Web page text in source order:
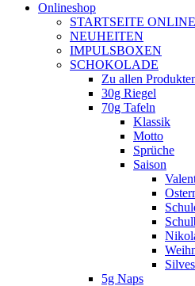
Onlineshop
STARTSEITE
NEUHEITEN
IMPULSBOXEN
SCHOKOLADE
Zu allen
30g Riegel
70g Tafeln
Klassik
Motto
Sprüche
Saison
5g Naps